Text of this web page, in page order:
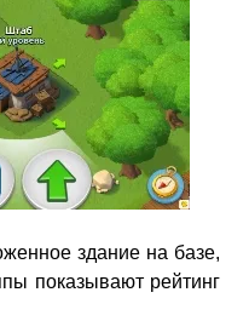
здание на базе,
показывают рейтинг